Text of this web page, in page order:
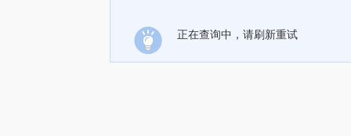
正在查询中，请刷新重试